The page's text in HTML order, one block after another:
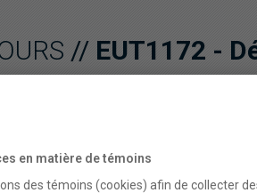
// EUT1172 -
en matière de témoins
des témoins (cookies) afin de collecter